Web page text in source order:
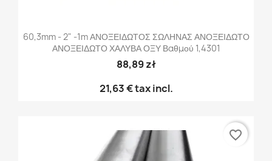
60,3mm - 2" -1m ΑΝΟΞΕΙΔΩΤΟΣ ΣΩΛΗΝΑΣ ΑΝΟΞΕΙΔΩΤΟ
ΑΝΟΞΕΙΔΩΤΟ ΧΑΛΥΒΑ ΟΞΥ Βαθμού 1,4301
88,89 zł
21,63 €tax incl.
favorite_border